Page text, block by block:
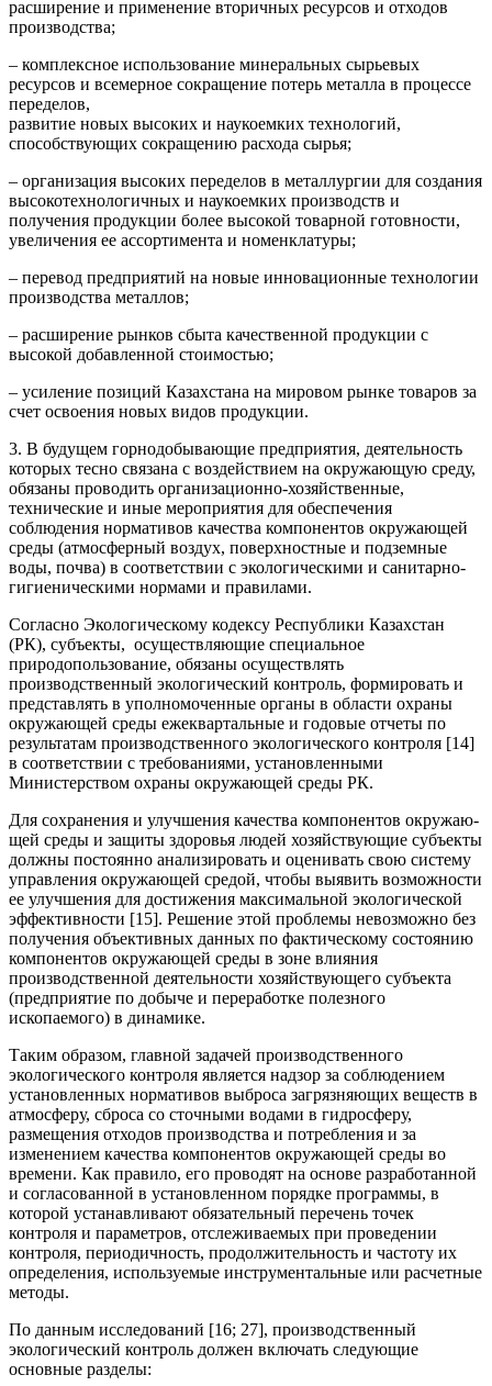
расширение и применение вто­ричных ресурсов и отходов
производства;
– комплексное использование минераль­ных сырьевых
ресурсов и всемерное сокра­щение потерь металла в процессе
переделов,
развитие новых высоких и наукоемких технологий,
способствующих сокращению расхода сырья;
– организация высоких переделов в металлургии для создания
высокотехнологичных и наукоемких производств и
получения продук­ции более высокой товарной готовности,
уве­личения ее ассортимента и номенклатуры;
– перевод предприятий на новые инновационные технологии
производства металлов;
– расширение рынков сбыта качественной продукции с
высокой добавленной стоимостью;
– усиление позиций Казахстана на миро­вом рынке товаров за
счет освоения новых видов продукции.
3. В будущем горнодобывающие предприятия, деятельность
которых тесно связана с воздействием на окру­жающую среду,
обязаны проводить организационно-хозяйственные,
технические и иные мероприятия для обеспечения
соблюдения нормативов качества компонентов окружающей
среды (атмосферный воздух, поверх­ностные и подземные
воды, почва) в соответствии с экологическими и санитарно-
гигиеническими нормами и правилами.
Согласно Экологическому кодек­су Республики Казахстан
(РК), субъекты, осуществляющие специальное
природопользование, обязаны осу­ществлять
производственный эко­логический контроль, формировать и
представлять в уполномоченные органы в области охраны
окру­жающей среды ежеквартальные и годовые отчеты по
результатам производственного экологическо­го контроля [14]
в соответствии с требованиями, установленными
Министерством охраны окружающей среды РК.
Для сохранения и улучшения качества компонентов окружаю­
щей среды и защиты здоровья людей хозяйствующие субъекты
должны постоянно анализировать и оценивать свою систему
управ­ления окружающей средой, чтобы выявить возможности
ее улучше­ния для достижения максимальной экологической
эффективности [15]. Решение этой проблемы невозможно без
получения объективных данных по фактическому состоянию
компонентов окружающей среды в зоне влияния
производственной деятельности хозяйствующего субъекта
(предприятие по добыче и переработке полезного
ископаемого) в динамике.
Таким образом, главной задачей производственного
экологического контроля является надзор за соблю­дением
установленных нормативов выброса загрязняющих веществ в
атмосферу, сброса со сточными во­дами в гидросферу,
размещения от­ходов производства и потребления и за
изменением качества компонен­тов окружающей среды во
времени. Как правило, его проводят на основе разработанной
и согласованной в установленном порядке программы, в
которой устанавливают обязательный перечень точек
контроля и параме­тров, отслеживаемых при проведении
контроля, периодичность, продолжи­тельность и частоту их
определения, используемые инструментальные или расчетные
методы.
По данным исследований [16; 27], производственный
экологический контроль должен включать следующие
основные разделы: